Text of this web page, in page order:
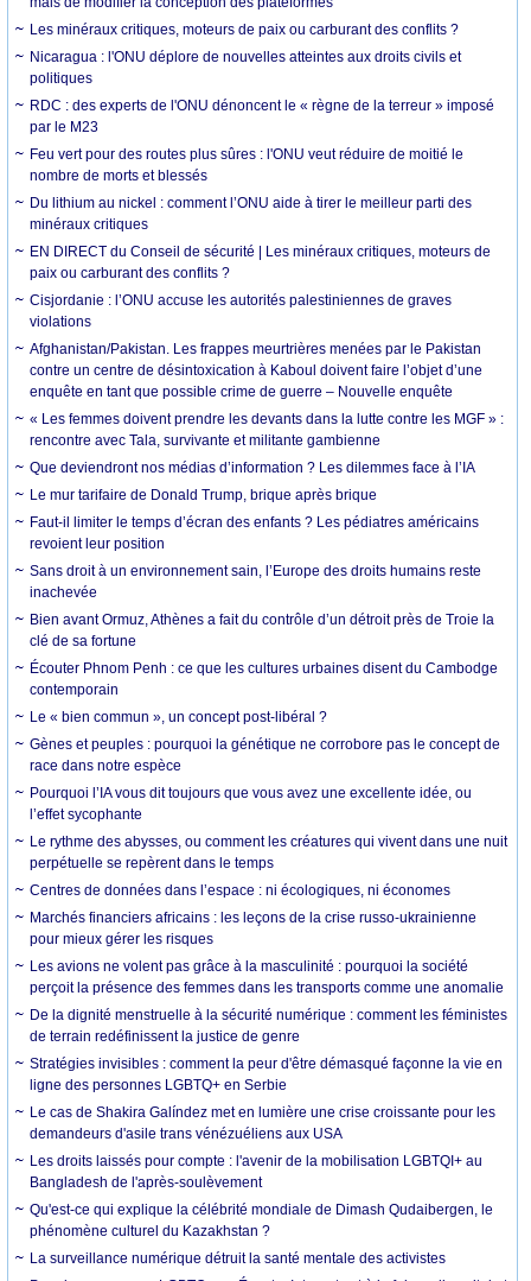
Les minéraux critiques, moteurs de paix ou carburant des conflits ?
Nicaragua : l'ONU déplore de nouvelles atteintes aux droits civils et
politiques
RDC : des experts de l'ONU dénoncent le « règne de la terreur » imposé
par le M23
Feu vert pour des routes plus sûres : l'ONU veut réduire de moitié le
nombre de morts et blessés
Du lithium au nickel : comment l’ONU aide à tirer le meilleur parti des
minéraux critiques
EN DIRECT du Conseil de sécurité | Les minéraux critiques, moteurs de
paix ou carburant des conflits ?
Cisjordanie : l’ONU accuse les autorités palestiniennes de graves
violations
Afghanistan/Pakistan. Les frappes meurtrières menées par le Pakistan
contre un centre de désintoxication à Kaboul doivent faire l’objet d’une
enquête en tant que possible crime de guerre – Nouvelle enquête
« Les femmes doivent prendre les devants dans la lutte contre les MGF » :
rencontre avec Tala, survivante et militante gambienne
Que deviendront nos médias d’information ? Les dilemmes face à l’IA
Le mur tarifaire de Donald Trump, brique après brique
Faut-il limiter le temps d’écran des enfants ? Les pédiatres américains
revoient leur position
Sans droit à un environnement sain, l’Europe des droits humains reste
inachevée
Bien avant Ormuz, Athènes a fait du contrôle d’un détroit près de Troie la
clé de sa fortune
Écouter Phnom Penh : ce que les cultures urbaines disent du Cambodge
contemporain
Le « bien commun », un concept post-libéral ?
Gènes et peuples : pourquoi la génétique ne corrobore pas le concept de
race dans notre espèce
Pourquoi l’IA vous dit toujours que vous avez une excellente idée, ou
l’effet sycophante
Le rythme des abysses, ou comment les créatures qui vivent dans une nuit
perpétuelle se repèrent dans le temps
Centres de données dans l’espace : ni écologiques, ni économes
Marchés financiers africains : les leçons de la crise russo-ukrainienne
pour mieux gérer les risques
Les avions ne volent pas grâce à la masculinité : pourquoi la société
perçoit la présence des femmes dans les transports comme une anomalie
De la dignité menstruelle à la sécurité numérique : comment les féministes
de terrain redéfinissent la justice de genre
Stratégies invisibles : comment la peur d'être démasqué façonne la vie en
ligne des personnes LGBTQ+ en Serbie
Le cas de Shakira Galíndez met en lumière une crise croissante pour les
demandeurs d'asile trans vénézuéliens aux USA
Les droits laissés pour compte : l'avenir de la mobilisation LGBTQI+ au
Bangladesh de l'après-soulèvement
Qu'est-ce qui explique la célébrité mondiale de Dimash Qudaibergen, le
phénomène culturel du Kazakhstan ?
La surveillance numérique détruit la santé mentale des activistes